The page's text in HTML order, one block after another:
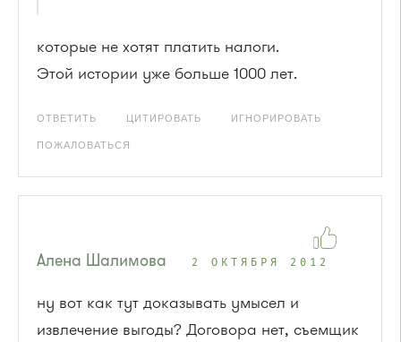
которые не хотят платить налоги.
Этой истории уже больше 1000 лет.
ОТВЕТИТЬ ЦИТИРОВАТЬ ИГНОРИРОВАТЬ
ПОЖАЛОВАТЬСЯ
Алена Шалимова 2 ОКТЯБРЯ 2012
ну вот как тут доказывать умысел и
извлечение выгоды? Договора нет, съемщик